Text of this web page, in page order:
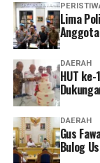
Lima
DAERAH
HUT
DAERAH
Gus
Bulog